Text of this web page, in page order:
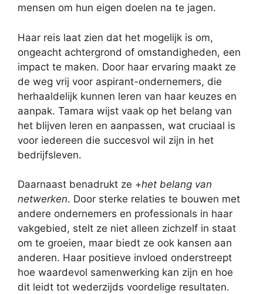
mensen om hun eigen doelen na te jagen.
Haar reis laat zien dat het mogelijk is om,
ongeacht achtergrond of omstandigheden, een
impact te maken. Door haar ervaring maakt ze
de weg vrij voor aspirant-ondernemers, die
herhaaldelijk kunnen leren van haar keuzes en
aanpak. Tamara wijst vaak op het belang van
het blijven leren en aanpassen, wat cruciaal is
voor iedereen die succesvol wil zijn in het
bedrijfsleven.
Daarnaast benadrukt ze +het belang van
netwerken. Door sterke relaties te bouwen met
andere ondernemers en professionals in haar
vakgebied, stelt ze niet alleen zichzelf in staat
om te groeien, maar biedt ze ook kansen aan
anderen. Haar positieve invloed onderstreept
hoe waardevol samenwerking kan zijn en hoe
dit leidt tot wederzijds voordelige resultaten.